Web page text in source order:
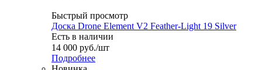
Быстрый просмотр
Доска Drone Element V2 Feather-Light 19 Silver
Есть в наличии
14 000 руб./шт
Подробнее